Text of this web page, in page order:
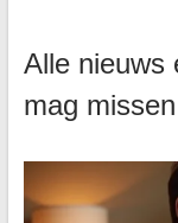
Alle nieuws
mag